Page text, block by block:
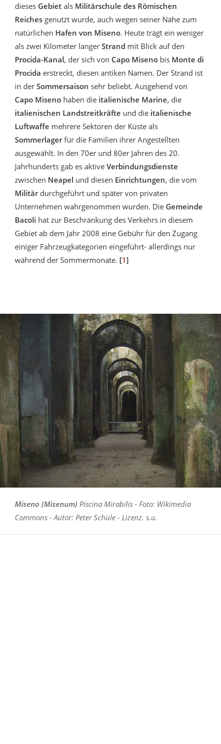
dieses Gebiet als Militärschule des Römischen
Reiches genutzt wurde, auch wegen seiner Nähe zum
natürlichen Hafen von Miseno. Heute trägt ein weniger
als zwei Kilometer langer Strand mit Blick auf den
Procida-Kanal, der sich von Capo Miseno bis Monte di
Procida erstreckt, diesen antiken Namen. Der Strand ist
in der Sommersaison sehr beliebt. Ausgehend von
Capo Miseno haben die italienische Marine, die
italienischen Landstreitkräfte und die italienische
Luftwaffe mehrere Sektoren der Küste als
Sommerlagerfür die Familien ihrer Angestellten
ausgewählt. In den 70er und 80er Jahren des 20.
Jahrhunderts gab es aktive Verbindungsdienste
zwischen Neapel und diesen Einrichtungen, die vom
Militärdurchgeführt und später von privaten
Unternehmen wahrgenommen wurden. Die Gemeinde
Bacoli hat zur Beschränkung des Verkehrs in diesem
Gebiet ab dem Jahr 2008 eine Gebühr für den Zugang
einiger Fahrzeugkategorien eingeführt- allerdings nur
während der Sommermonate. [1]
Miseno (Misenum) Piscina Mirabilis - Foto: Wikimedia
Commons - Autor: Peter Schüle - Lizenz. s.u.